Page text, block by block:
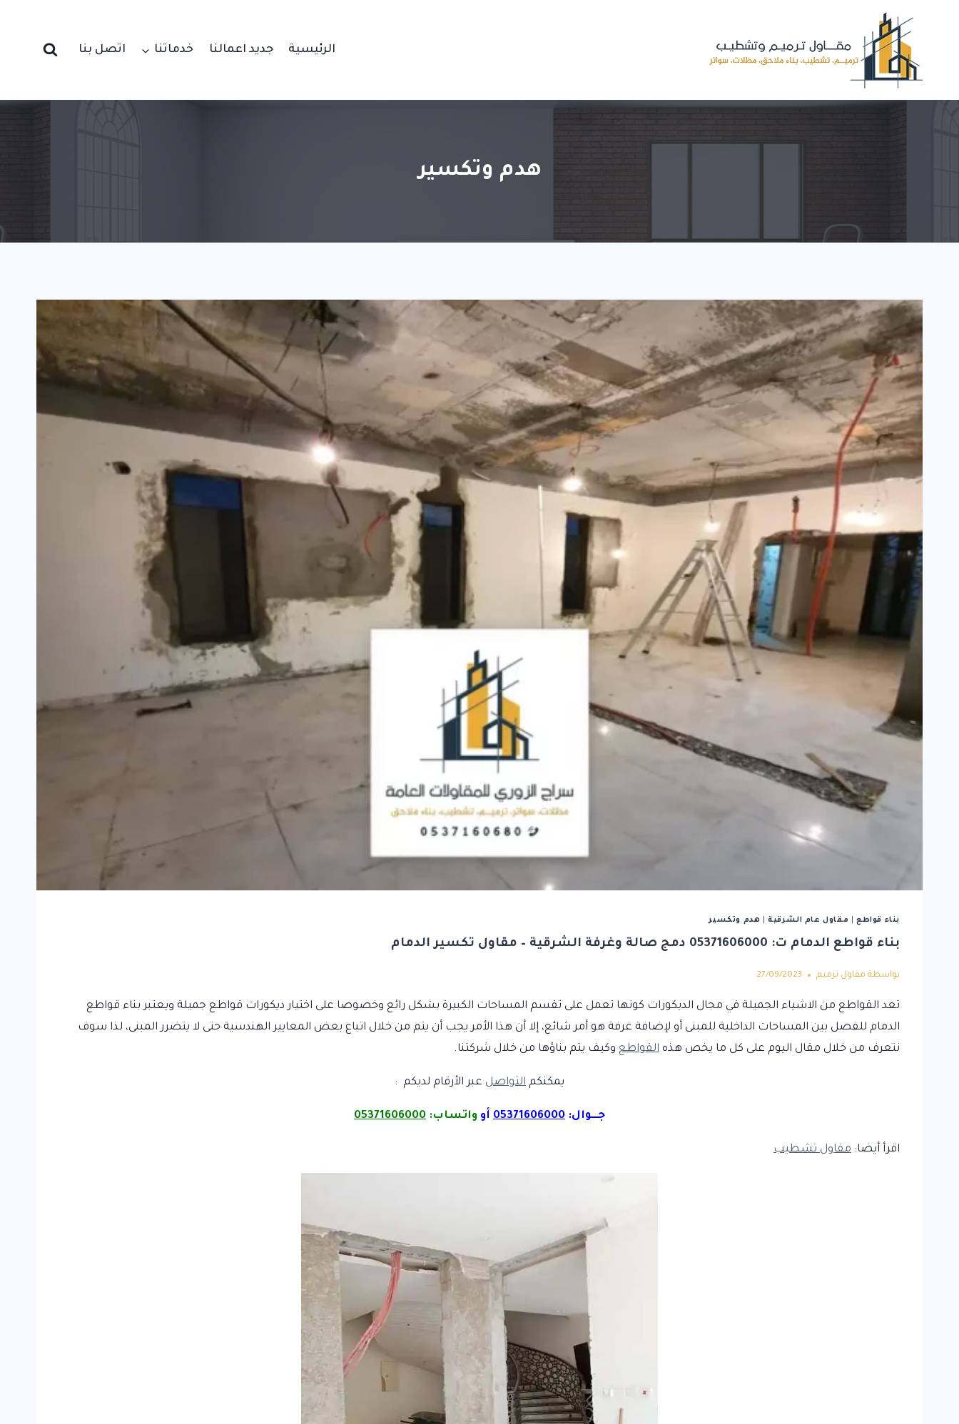
الرئيسية جديد اعمالنا خدماتنا اتصل بنا
هدم وتكسير
بناء قواطع| مقاول عام الشرقية| هدم وتكسير
بناء قواطع الدمام ت: 05371606000 دمج صالة وغرفة الشرقية – مقاول تكسير الدمام
بواسطة مقاول ترميم 27/09/2023
تعد القواطع من الاشياء الجميلة في مجال الديكورات كونها تعمل على تقسم المساحات الكبيرة بشكل رائع وخصوصا على اختيار ديكورات قواطع جميلة ويعتبر بناء قواطع
الدمام للفصل بين المساحات الداخلية للمبنى أو لإضافة غرفة هو أمر شائع، إلا أن هذا الأمر يجب أن يتم من خلال اتباع بعض المعايير الهندسية حتى لا يتضرر المبنى، لذا سوف
نتعرف من خلال مقال اليوم على كل ما يخص هذه القواطع وكيف يتم بناؤها من خلال شركتنا.
يمكنكم التواصل عبر الأرقام لديكم :
جـــوال: 05371606000 أو واتساب: 05371606000
اقرأ أيضا: مقاول تشطيب